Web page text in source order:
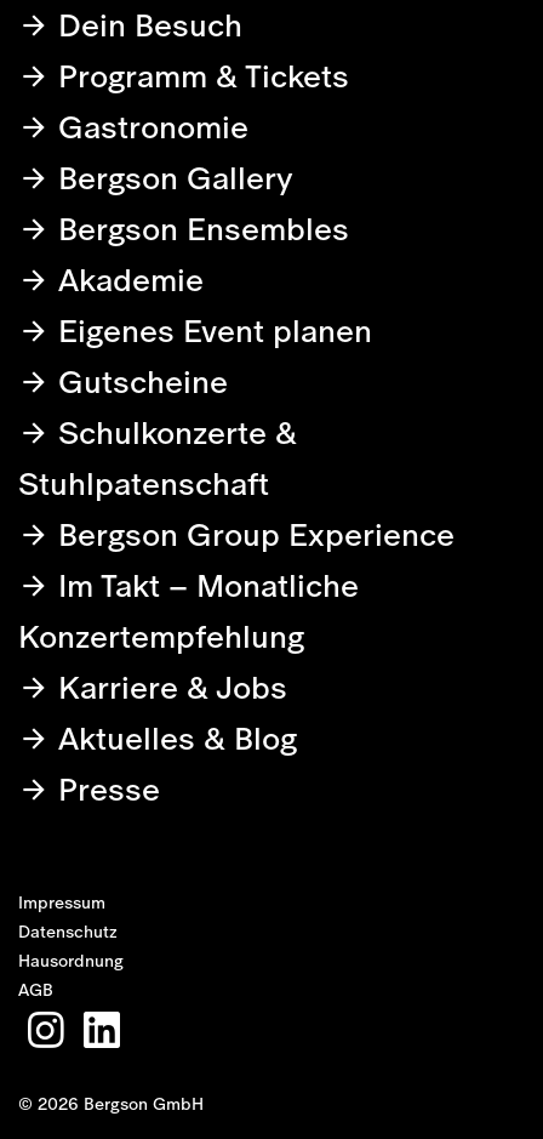
Dein Besuch
Programm & Tickets
Gastronomie
Bergson Gallery
Bergson Ensembles
Akademie
Eigenes Event planen
Gutscheine
Schulkonzerte &
Stuhlpatenschaft
Bergson Group Experience
Im Takt – Monatliche
Konzertempfehlung
Karriere & Jobs
Aktuelles & Blog
Presse
© 2026 Bergson GmbH
Impressum
Datenschutz
Hausordnung
AGB